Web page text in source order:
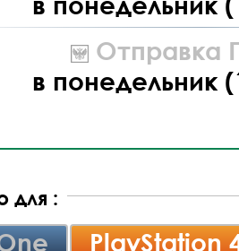
Отправка
в понедельник
для :
PlayStation